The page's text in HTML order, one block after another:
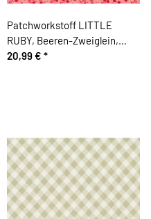
Patchworkstoff LITTLE
RUBY, Beeren-Zweiglein,
lachsrosa-rot, Moda Fabrics
20,99 € *